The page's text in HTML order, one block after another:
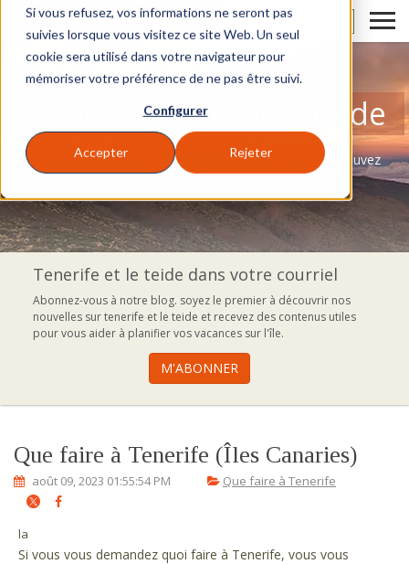
Si vous refusez, vos informations ne seront pas
suivies lorsque vous visitez ce site Web. Un seul
cookie sera utilisé dans votre navigateur pour
mémoriser votre préférence de ne pas être suivi.
Configurer
Accepter Rejeter
Le blog de Volcano Teide
Un blog où vous pouvez découvrir tout ce que vous pouvez
faire à Tenerife
Tenerife et le teide dans votre courriel
Abonnez-vous à notre blog. soyez le premier à découvrir nos
nouvelles sur tenerife et le teide et recevez des contenus utiles
pour vous aider à planifier vos vacances sur l'île.
Que faire à Tenerife (Îles Canaries)
août 09, 2023 01:55:54 PM Que faire à Tenerife
la
Si vous vous demandez quoi faire à Tenerife, vous vous